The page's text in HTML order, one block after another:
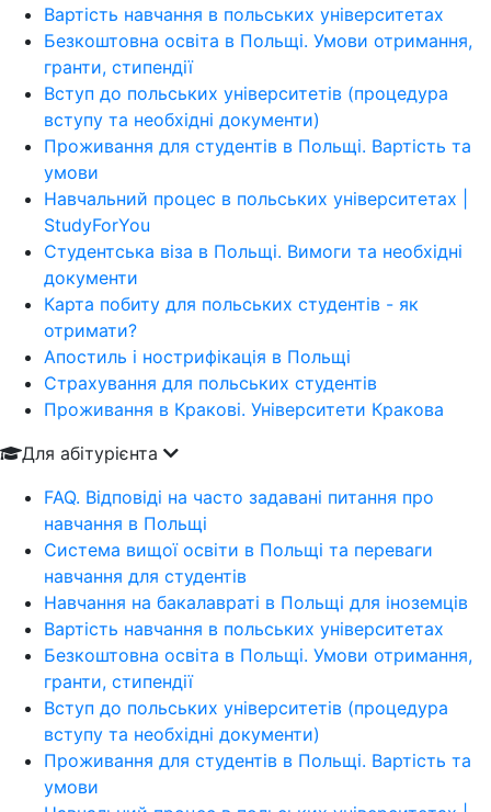
Вартість навчання в польських університетах
Безкоштовна освіта в Польщі. Умови отримання,
гранти, стипендії
Вступ до польських університетів (процедура
вступу та необхідні документи)
Проживання для студентів в Польщі. Вартість та
умови
Навчальний процес в польських університетах |
StudyForYou
Студентська віза в Польщі. Вимоги та необхідні
документи
Карта побиту для польських студентів - як
отримати?
Апостиль і нострифікація в Польщі
Страхування для польських студентів
Проживання в Кракові. Університети Кракова
Для абітурієнта
FAQ. Відповіді на часто задавані питання про
навчання в Польщі
Система вищої освіти в Польщі та переваги
навчання для студентів
Навчання на бакалавраті в Польщі для іноземців
Вартість навчання в польських університетах
Безкоштовна освіта в Польщі. Умови отримання,
гранти, стипендії
Вступ до польських університетів (процедура
вступу та необхідні документи)
Проживання для студентів в Польщі. Вартість та
умови